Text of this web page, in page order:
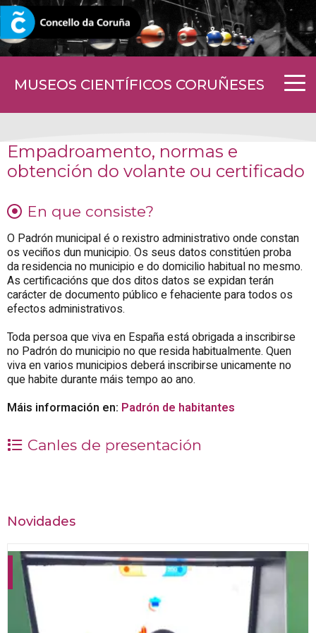
MUSEOS CIENTÍFICOS CORUÑESES
CORUNA.GAL
Empadroamento, normas e
obtención do volante ou certificado
En que consiste?
O Padrón municipal é o rexistro administrativo onde constan
os veciños dun municipio. Os seus datos constitúen proba
da residencia no municipio e do domicilio habitual no mesmo.
As certificacións que dos ditos datos se expidan terán
carácter de documento público e fehaciente para todos os
efectos administrativos.
Toda persoa que viva en España está obrigada a inscribirse
no Padrón do municipio no que resida habitualmente. Quen
viva en varios municipios deberá inscribirse unicamente no
que habite durante máis tempo ao ano.
Máis información en: Padrón de habitantes
Canles de presentación
Novidades